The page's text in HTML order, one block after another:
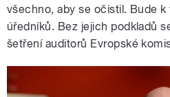
všechno, aby se očistil. Bude
úředníků. Bez jejich podkladů
šetření auditorů Evropské